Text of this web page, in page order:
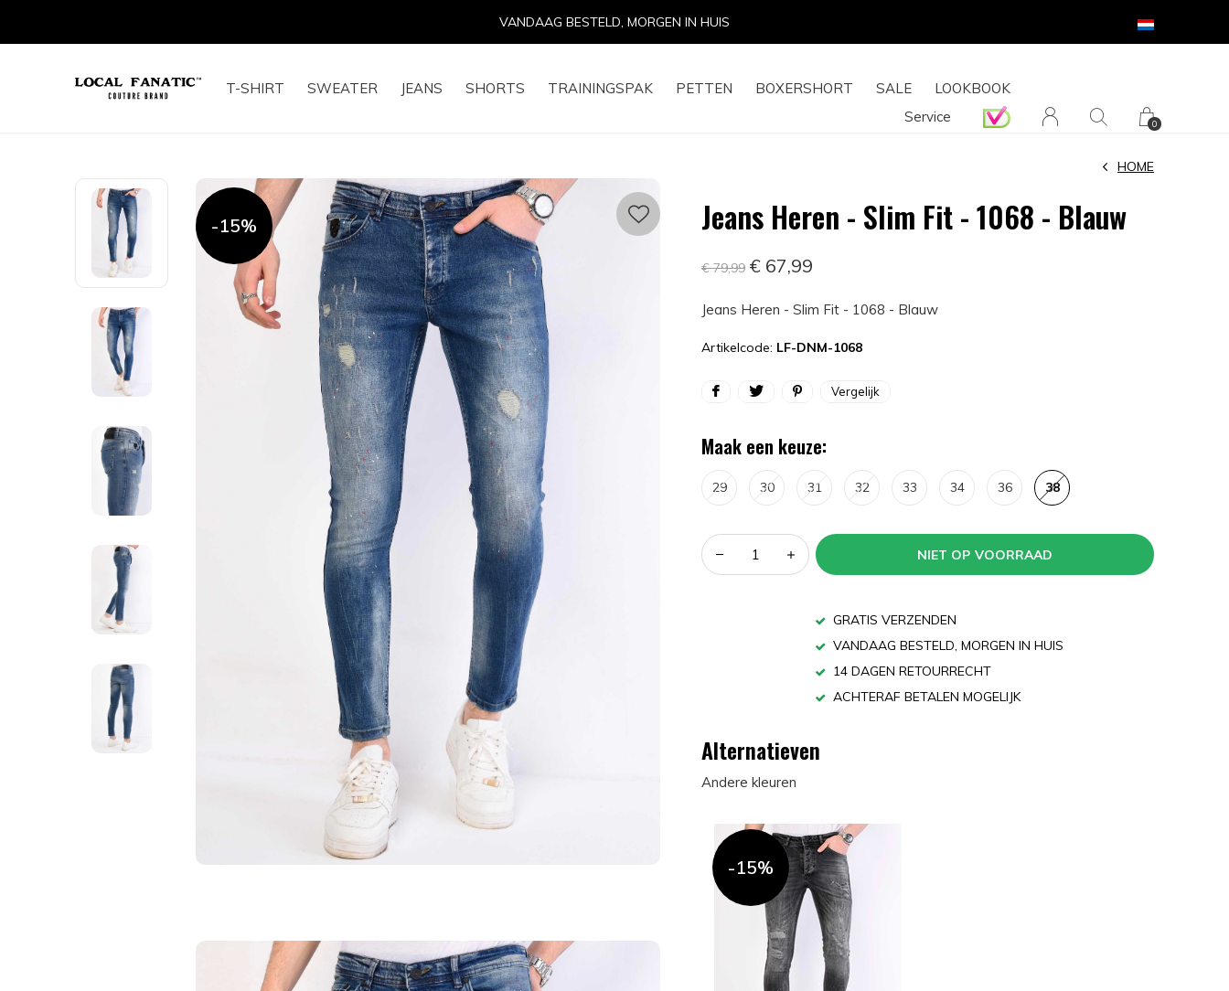
T-SHIRT SWEATER JEANS SHORTS TRAININGSPAK PETTEN BOXERSHORT SALE
LOOKBOOK
Service
0
14 DAGEN RETOURRECHT
-15% Jeans Heren - Slim Fit - 1068 - Blauw
HOME
€ 79,99 € 67,99
Jeans Heren - Slim Fit - 1068 - Blauw
Artikelcode: LF-DNM-1068
Vergelijk
Maak een keuze:
29 30 31 32 33 34 36 38
NIET OP VOORRAAD
GRATIS VERZENDEN
VANDAAG BESTELD, MORGEN IN HUIS
14 DAGEN RETOURRECHT
ACHTERAF BETALEN MOGELIJK
Alternatieven
Andere kleuren
-15%